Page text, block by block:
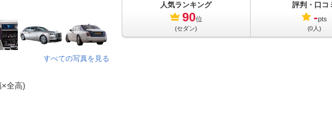
すべての写真を見る
×全高)
人気ランキング
90位
(セダン)
評判・口コ
-pts
(0人)